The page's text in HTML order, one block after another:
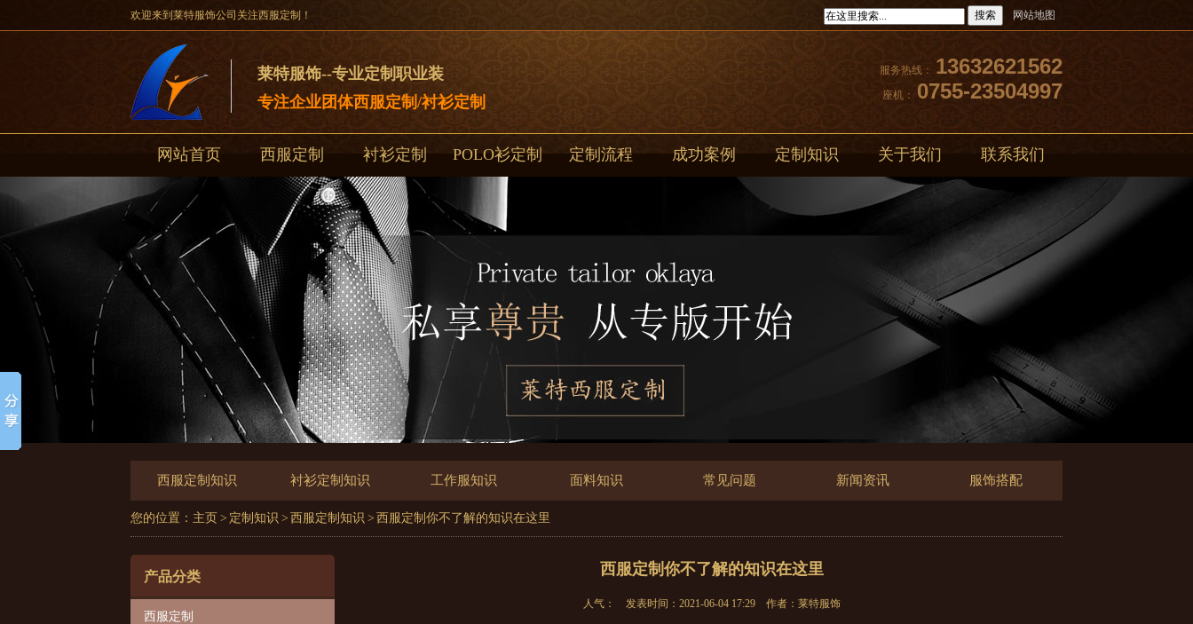
欢迎来到莱特服饰公司关注西服定制！ 搜索 网站地图
莱特服饰--专业定制职业装
专注企业团体西服定制/衬衫定制
服务热线： 13632621562
座机： 0755-23504997
网站首页 西服定制 衬衫定制 POLO衫定制 定制流程 成功案例 定制知识 关于我们 联系我们
西服定制知识 衬衫定制知识 工作服知识 面料知识 常见问题 新闻资讯 服饰搭配
您的位置： 主页 > 定制知识 > 西服定制知识 > 西服定制你不了解的知识在这里
产品分类
西服定制
西服定制你不了解的知识在这里
人气： 发表时间：2021-06-04 17:29 作者：莱特服饰